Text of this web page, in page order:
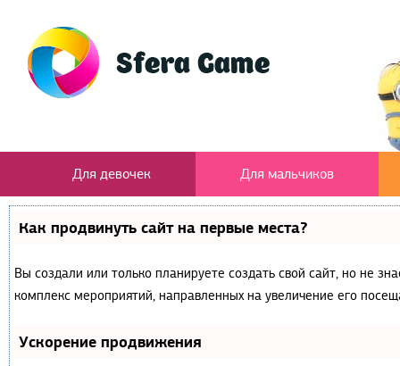
Для девочек Для мальчиков
Как продвинуть сайт на первые места?
Вы создали или только планируете создать свой сайт, но не
комплекс мероприятий, направленных на увеличение его
Ускорение продвижения